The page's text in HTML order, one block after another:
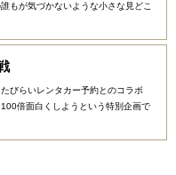
もが気づかないような小さな見どこ
びらいレンタカー予約とのコラボ
倍面白くしようという特別企画で